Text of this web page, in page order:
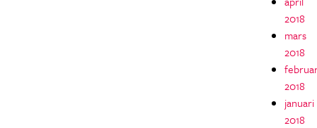
2018
mars
2018
2018
januari
2018